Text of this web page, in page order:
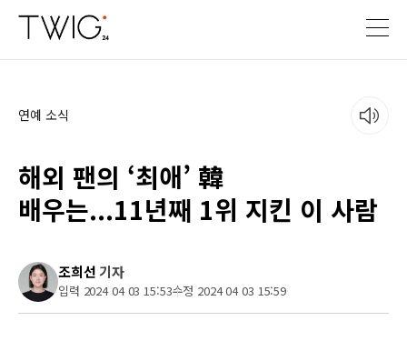
연예 소식
해외 팬의 ‘최애’ 韓
배우는...11년째 1위 지킨 이 사람
조희선기자
입력 2024 04 03 15:53수정 2024 04 03 15:59